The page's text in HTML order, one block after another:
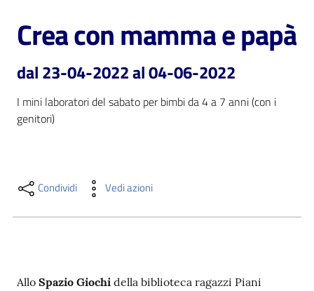
Cosa
puoi
fare
Salta al contenuto
Crea con mamma e papà
dal 23-04-2022 al 04-06-2022
I mini laboratori del sabato per bimbi da 4 a 7 anni (con i
genitori)
Condividi Vedi azioni
Allo Spazio Giochi della biblioteca ragazzi Piani